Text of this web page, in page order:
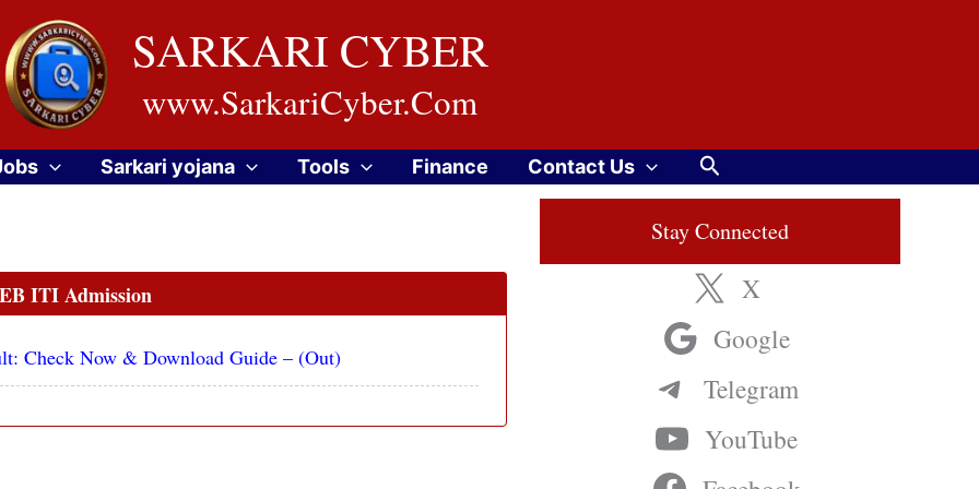
SARKARI CYBER
www.SarkariCyber.Com
Sarkari yojana Tools Finance Contact Us Search
ITI Admission
Check Now & Download Guide – (Out)
Stay Connected
X
Google
Telegram
YouTube